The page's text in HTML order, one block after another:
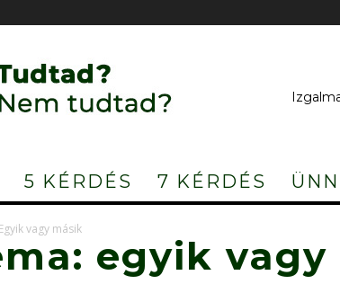
Nem
tudtad?
5 KÉRDÉS 7 KÉRDÉS
Egyik vagy másik
egyik